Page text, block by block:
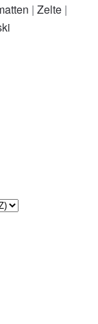
| Zelte |